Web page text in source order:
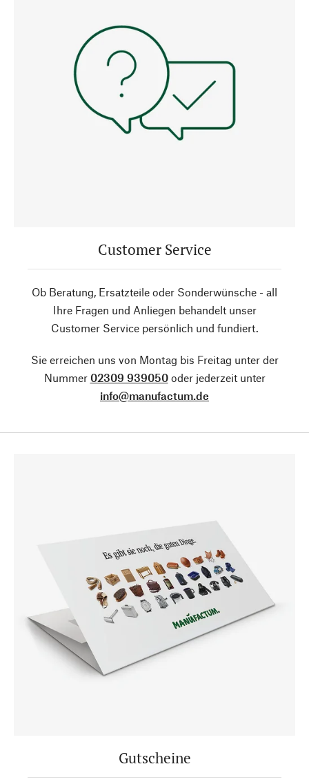
Customer Service
Ob Beratung, Ersatzteile oder Sonderwünsche - all
Ihre Fragen und Anliegen behandelt unser
Customer Service persönlich und fundiert.
Sie erreichen uns von Montag bis Freitag unter der
Nummer 02309 939050oder jederzeit unter
info@manufactum.de
Gutscheine